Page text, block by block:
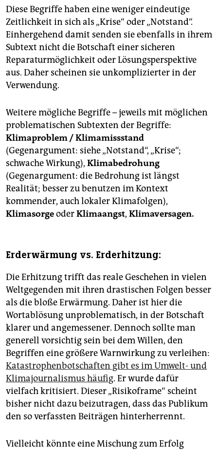
Diese Begriffe haben eine weniger eindeutige
Zeitlichkeit in sich als „Krise“ oder „Notstand“.
Einhergehend damit senden sie ebenfalls in ihrem
Subtext nicht die Botschaft einer sicheren
Reparaturmöglichkeit oder Lösungsperspektive
aus. Daher scheinen sie unkomplizierter in der
Verwendung.
Weitere mögliche Begriffe – jeweils mit möglichen
problematischen Subtexten der Begriffe:
Klimaproblem / Klimamissstand
(Gegenargument: siehe „Notstand“, „Krise“;
schwache Wirkung), Klimabedrohung
(Gegenargument: die Bedrohung ist längst
Realität; besser zu benutzen im Kontext
kommender, auch lokaler Klimafolgen), ­
KlimasorgeoderKlimaangst, Klimaversagen.
Erderwärmung vs. Erderhitzung:
Die Erhitzung trifft das reale Geschehen in vielen
Weltgegenden mit ihren drastischen Folgen besser
als die bloße Erwärmung. Daher ist hier die
Wortablösung unproblematisch, in der Botschaft
klarer und angemessener. Dennoch sollte man
generell vorsichtig sein bei dem Willen, den
Begriffen eine größere Warnwirkung zu verleihen:
Katastrophenbotschaften gibt es im Umwelt- und
Klimajournalismus häufig. Er wurde dafür
vielfach kritisiert. Dieser „Risikoframe“ scheint
bisher nicht dazu beizutragen, dass das Publikum
den so verfassten Beiträgen hinterherrennt.
Vielleicht könnte eine Mischung zum Erfolg